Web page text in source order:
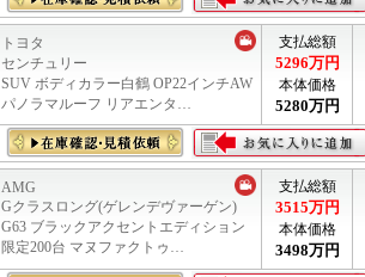
トヨタ
センチュリー
SUV ボディカラー白鶴 OP22インチAW
パノラマルーフ リアエンタ…
支払総額
5296万円
本体価格
5280万円
AMG
Gクラスロング(ゲレンデヴァーゲン)
G63 ブラックアクセントエディション
限定200台 マヌファクトゥ…
支払総額
3515万円
本体価格
3498万円